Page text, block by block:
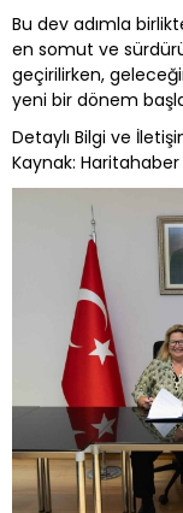
Bu dev adımla
en somut ve
geçirilirken,
yeni bir dönem
Detaylı Bilgi ve
Kaynak: